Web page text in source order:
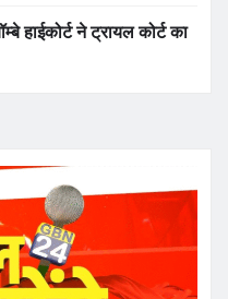
हाईकोर्ट ने ट्रायल कोर्ट का